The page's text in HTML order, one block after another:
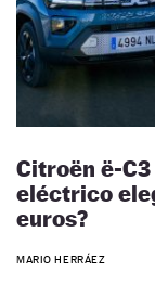
Citroën ë-
eléctrico
euros?
MARIO HERRÁEZ